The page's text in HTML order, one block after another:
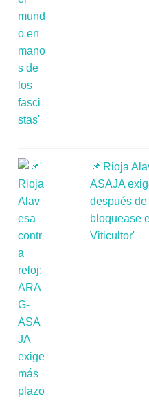
📌'Rioja
ASAJA
después
bloquease
Viticultor'